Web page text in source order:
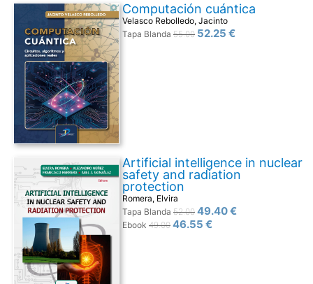
Computación cuántica
Velasco Rebolledo, Jacinto
Tapa Blanda 55.00 52.25 €
Artificial intelligence in nuclear
safety and radiation
protection
Romera, Elvira
Tapa Blanda 52.00 49.40 €
Ebook 49.00 46.55 €